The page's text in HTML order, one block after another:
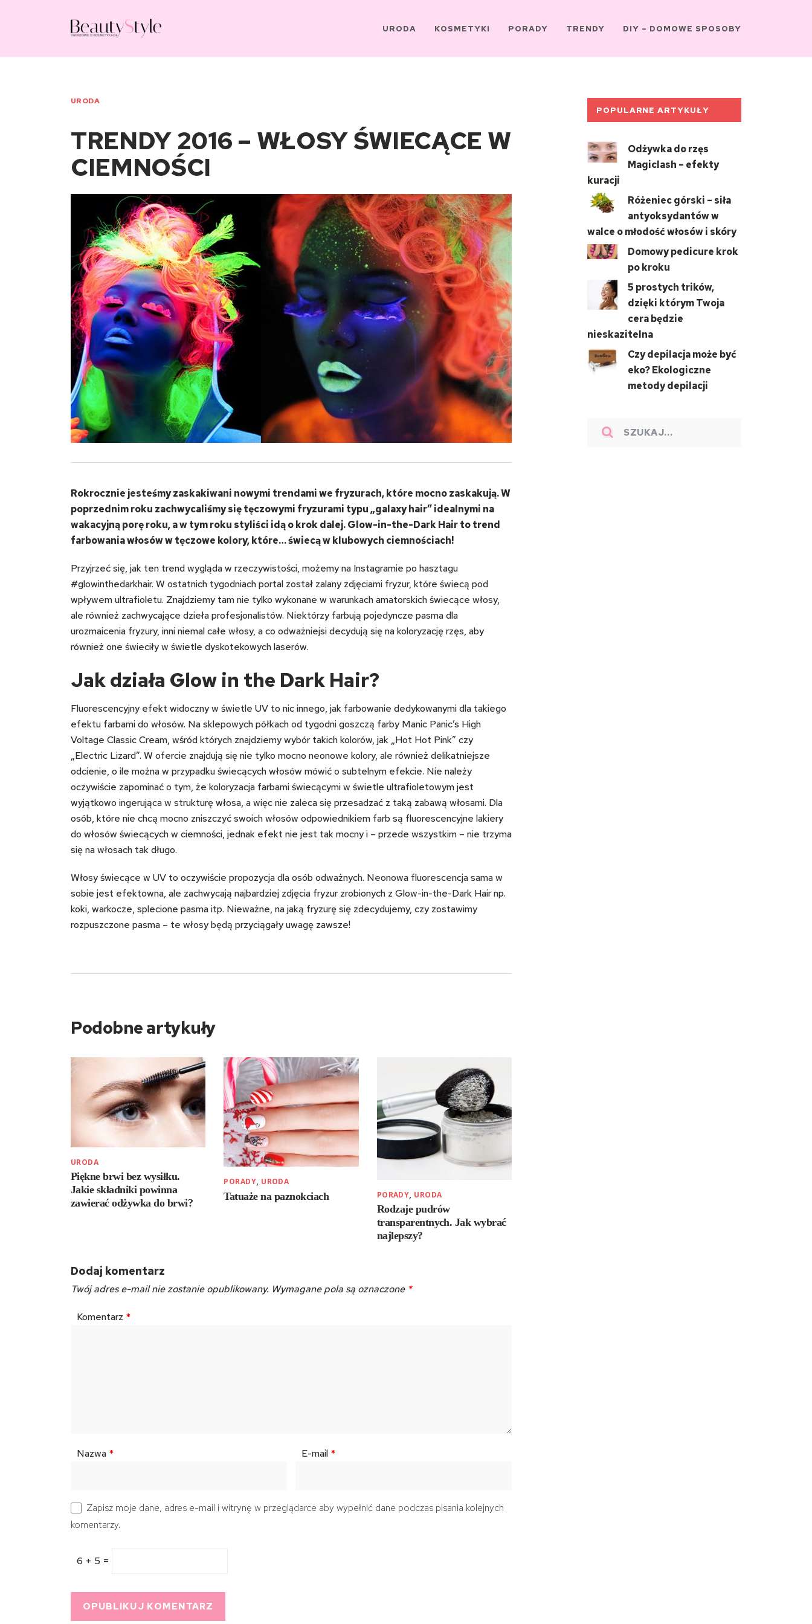
URODA KOSMETYKI PORADY TRENDY DIY – DOMOWE SPOSOBY
URODA
TRENDY 2016 – WŁOSY ŚWIECĄCE W
CIEMNOŚCI
Rokrocznie jesteśmy zaskakiwani nowymi trendami we fryzurach, które mocno zaskakują. W
poprzednim roku zachwycaliśmy się tęczowymi fryzurami typu „galaxy hair” idealnymi na
wakacyjną porę roku, a w tym roku styliści idą o krok dalej. Glow-in-the-Dark Hair to trend
farbowania włosów w tęczowe kolory, które… świecą w klubowych ciemnościach!
Przyjrzeć się, jak ten trend wygląda w rzeczywistości, możemy na Instagramie po hasztagu
#glowinthedarkhair. W ostatnich tygodniach portal został zalany zdjęciami fryzur, które świecą pod
wpływem ultrafioletu. Znajdziemy tam nie tylko wykonane w warunkach amatorskich świecące włosy,
ale również zachwycające dzieła profesjonalistów. Niektórzy farbują pojedyncze pasma dla
urozmaicenia fryzury, inni niemal całe włosy, a co odważniejsi decydują się na koloryzację rzęs, aby
również one świeciły w świetle dyskotekowych laserów.
Jak działa Glow in the Dark Hair?
Fluorescencyjny efekt widoczny w świetle UV to nic innego, jak farbowanie dedykowanymi dla takiego
efektu farbami do włosów. Na sklepowych półkach od tygodni goszczą farby Manic Panic’s High
Voltage Classic Cream, wśród których znajdziemy wybór takich kolorów, jak „Hot Hot Pink” czy
„Electric Lizard”. W ofercie znajdują się nie tylko mocno neonowe kolory, ale również delikatniejsze
odcienie, o ile można w przypadku świecących włosów mówić o subtelnym efekcie. Nie należy
oczywiście zapominać o tym, że koloryzacja farbami świecącymi w świetle ultrafioletowym jest
wyjątkowo ingerująca w strukturę włosa, a więc nie zaleca się przesadzać z taką zabawą włosami. Dla
osób, które nie chcą mocno zniszczyć swoich włosów odpowiednikiem farb są fluorescencyjne lakiery
do włosów świecących w ciemności, jednak efekt nie jest tak mocny i – przede wszystkim – nie trzyma
się na włosach tak długo.
Włosy świecące w UV to oczywiście propozycja dla osób odważnych. Neonowa fluorescencja sama w
sobie jest efektowna, ale zachwycają najbardziej zdjęcia fryzur zrobionych z Glow-in-the-Dark Hair np.
koki, warkocze, splecione pasma itp. Nieważne, na jaką fryzurę się zdecydujemy, czy zostawimy
rozpuszczone pasma – te włosy będą przyciągały uwagę zawsze!
Podobne artykuły
URODA
Piękne brwi bez wysiłku.
Jakie składniki powinna
zawierać odżywka do brwi?
PORADY, URODA
Tatuaże na paznokciach PORADY, URODA
Rodzaje pudrów
transparentnych. Jak wybrać
najlepszy?
Dodaj komentarz
Twój adres e-mail nie zostanie opublikowany. Wymagane pola są oznaczone *
Komentarz *
Nazwa * E-mail *
Zapisz moje dane, adres e-mail i witrynę w przeglądarce aby wypełnić dane podczas pisania kolejnych
komentarzy.
6 + 5 =
POPULARNE ARTYKUŁY
Odżywka do rzęs
Magiclash – efekty
kuracji
Różeniec górski – siła
antyoksydantów w
walce o młodość włosów i skóry
Domowy pedicure krok
po kroku
5 prostych trików,
dzięki którym Twoja
cera będzie
nieskazitelna
Czy depilacja może być
eko? Ekologiczne
metody depilacji